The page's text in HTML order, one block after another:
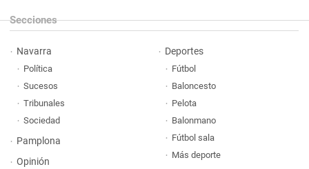
Secciones
Navarra
Política
Sucesos
Tribunales
Sociedad
Pamplona
Opinión
Deportes
Fútbol
Baloncesto
Pelota
Balonmano
Fútbol sala
Más deporte